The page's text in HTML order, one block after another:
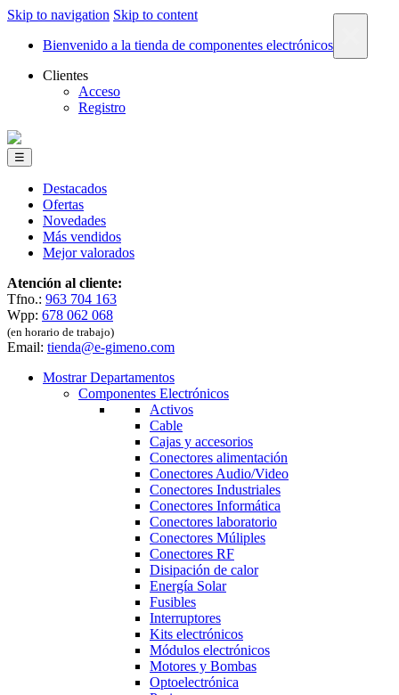
Skip to navigation Skip to content
Bienvenido a la tienda de componentes electrónicos
Clientes
Acceso
Registro
☰
Destacados
Ofertas
Novedades
Más vendidos
Mejor valorados
Atención al cliente:
Tfno.: 963 704 163
Wpp: 678 062 068
(en horario de trabajo)
Email: tienda@e-gimeno.com
Mostrar Departamentos
Componentes Electrónicos
Activos
Cable
Cajas y accesorios
Conectores alimentación
Conectores Audio/Video
Conectores Industriales
Conectores Informática
Conectores laboratorio
Conectores Múliples
Conectores RF
Disipación de calor
Energía Solar
Fusibles
Interruptores
Kits electrónicos
Módulos electrónicos
Motores y Bombas
Optoelectrónica